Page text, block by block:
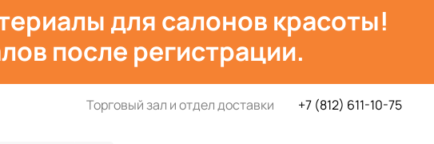
для салонов красоты!
после регистрации.
Торговый зал и отдел доставки +7 (812) 611-10-75